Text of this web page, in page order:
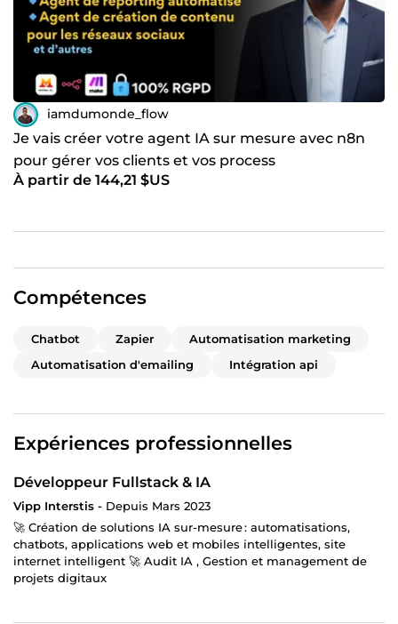
iamdumonde_flow
Je vais créer votre agent IA sur mesure avec n8n
pour gérer vos clients et vos process
À partir de 144,21 $US
Compétences
Chatbot Zapier
Automatisation marketing
Automatisation d'emailing
Intégration api
Expériences professionnelles
Développeur Fullstack & IA
Vipp Interstis - Depuis Mars 2023
🚀 Création de solutions IA sur-mesure : automatisations,
chatbots, applications web et mobiles intelligentes, site
internet intelligent 🚀 Audit IA , Gestion et management de
projets digitaux